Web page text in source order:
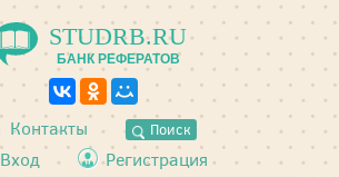
STUDRB.RU
БАНК РЕФЕРАТОВ
Контакты Поиск
Вход Регистрация